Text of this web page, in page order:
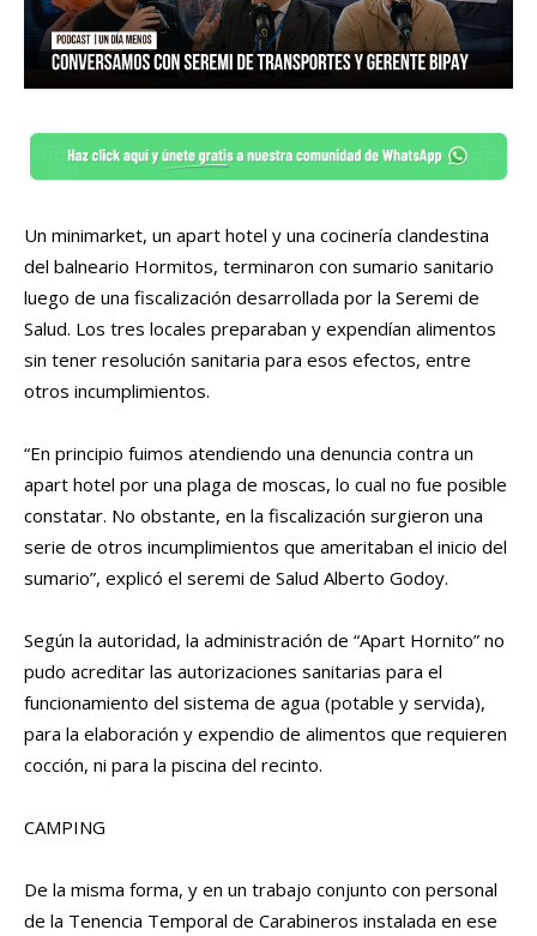
Un minimarket, un apart hotel y una cocinería clandestina
del balneario Hormitos, terminaron con sumario sanitario
luego de una fiscalización desarrollada por la Seremi de
Salud. Los tres locales preparaban y expendían alimentos
sin tener resolución sanitaria para esos efectos, entre
otros incumplimientos.
“En principio fuimos atendiendo una denuncia contra un
apart hotel por una plaga de moscas, lo cual no fue posible
constatar. No obstante, en la fiscalización surgieron una
serie de otros incumplimientos que ameritaban el inicio del
sumario”, explicó el seremi de Salud Alberto Godoy.
Según la autoridad, la administración de “Apart Hornito” no
pudo acreditar las autorizaciones sanitarias para el
funcionamiento del sistema de agua (potable y servida),
para la elaboración y expendio de alimentos que requieren
cocción, ni para la piscina del recinto.
CAMPING
De la misma forma, y en un trabajo conjunto con personal
de la Tenencia Temporal de Carabineros instalada en ese